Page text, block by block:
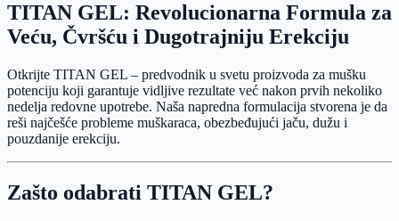
TITAN GEL: Revolucionarna Formula za
Veću, Čvršću i Dugotrajniju Erekciju
Otkrijte TITAN GEL – predvodnik u svetu proizvoda za mušku
potenciju koji garantuje vidljive rezultate već nakon prvih nekoliko
nedelja redovne upotrebe. Naša napredna formulacija stvorena je da
reši najčešće probleme muškaraca, obezbeđujući jaču, dužu i
pouzdanije erekciju.
Zašto odabrati TITAN GEL?